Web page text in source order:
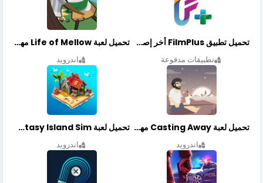
تحميل تطبيق FilmPlus أخر إصدار
تطبيقات مدفوعة
تحميل لعبة Life of Mellow مهكرة أخر إصدار
اندرويد
تحميل لعبة Casting Away مهكرة أخر إصدار
اندرويد
تحميل لعبة Fantasy Island Sim مهكرة أخر إصدار
اندرويد